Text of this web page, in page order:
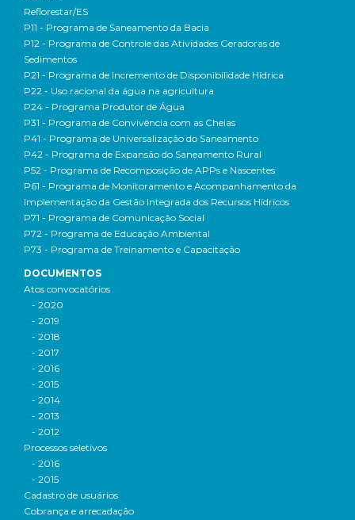
Reflorestar/ES
P11 - Programa de Saneamento da Bacia
P12 - Programa de Controle das Atividades Geradoras de
Sedimentos
P21 - Programa de Incremento de Disponibilidade Hídrica
P22 - Uso racional da água na agricultura
P24 - Programa Produtor de Água
P31 - Programa de Convivência com as Cheias
P41 - Programa de Universalização do Saneamento
P42 - Programa de Expansão do Saneamento Rural
P52 - Programa de Recomposição de APPs e Nascentes
P61 - Programa de Monitoramento e Acompanhamento da
Implementação da Gestão Integrada dos Recursos Hídricos
P71 - Programa de Comunicação Social
P72 - Programa de Educação Ambiental
P73 - Programa de Treinamento e Capacitação
DOCUMENTOS
Atos convocatórios
- 2020
- 2019
- 2018
- 2017
- 2016
- 2015
- 2014
- 2013
- 2012
Processos seletivos
- 2016
- 2015
Cadastro de usuários
Cobrança e arrecadação